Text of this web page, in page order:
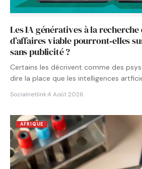
Les IA génératives à la recherche
d’affaires viable pourront‑elles
sans publicité ?
Certains les décrivent comme des psys
dire la place que les intelligences
Socialnetlink·4 Août 2026
AFRIQUE